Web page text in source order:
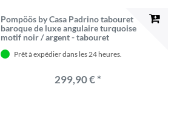
Pompöös by Casa Padrino tabouret
baroque de luxe angulaire turquoise
motif noir / argent - tabouret
Harald Glööckler
Prêt à expédier dans les 24 heures.
299,90 € *